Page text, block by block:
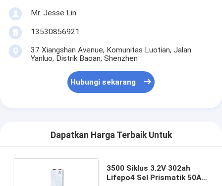
Mr. Jesse Lin
13530856921
37 Xiangshan Avenue, Komunitas Luotian, Jalan
Yanluo, Distrik Baoan, Shenzhen
Hubungi sekarang
Dapatkan Harga Terbaik Untuk
3500 Siklus 3.2V 302ah
Lifepo4 Sel Prismatik 50Ah